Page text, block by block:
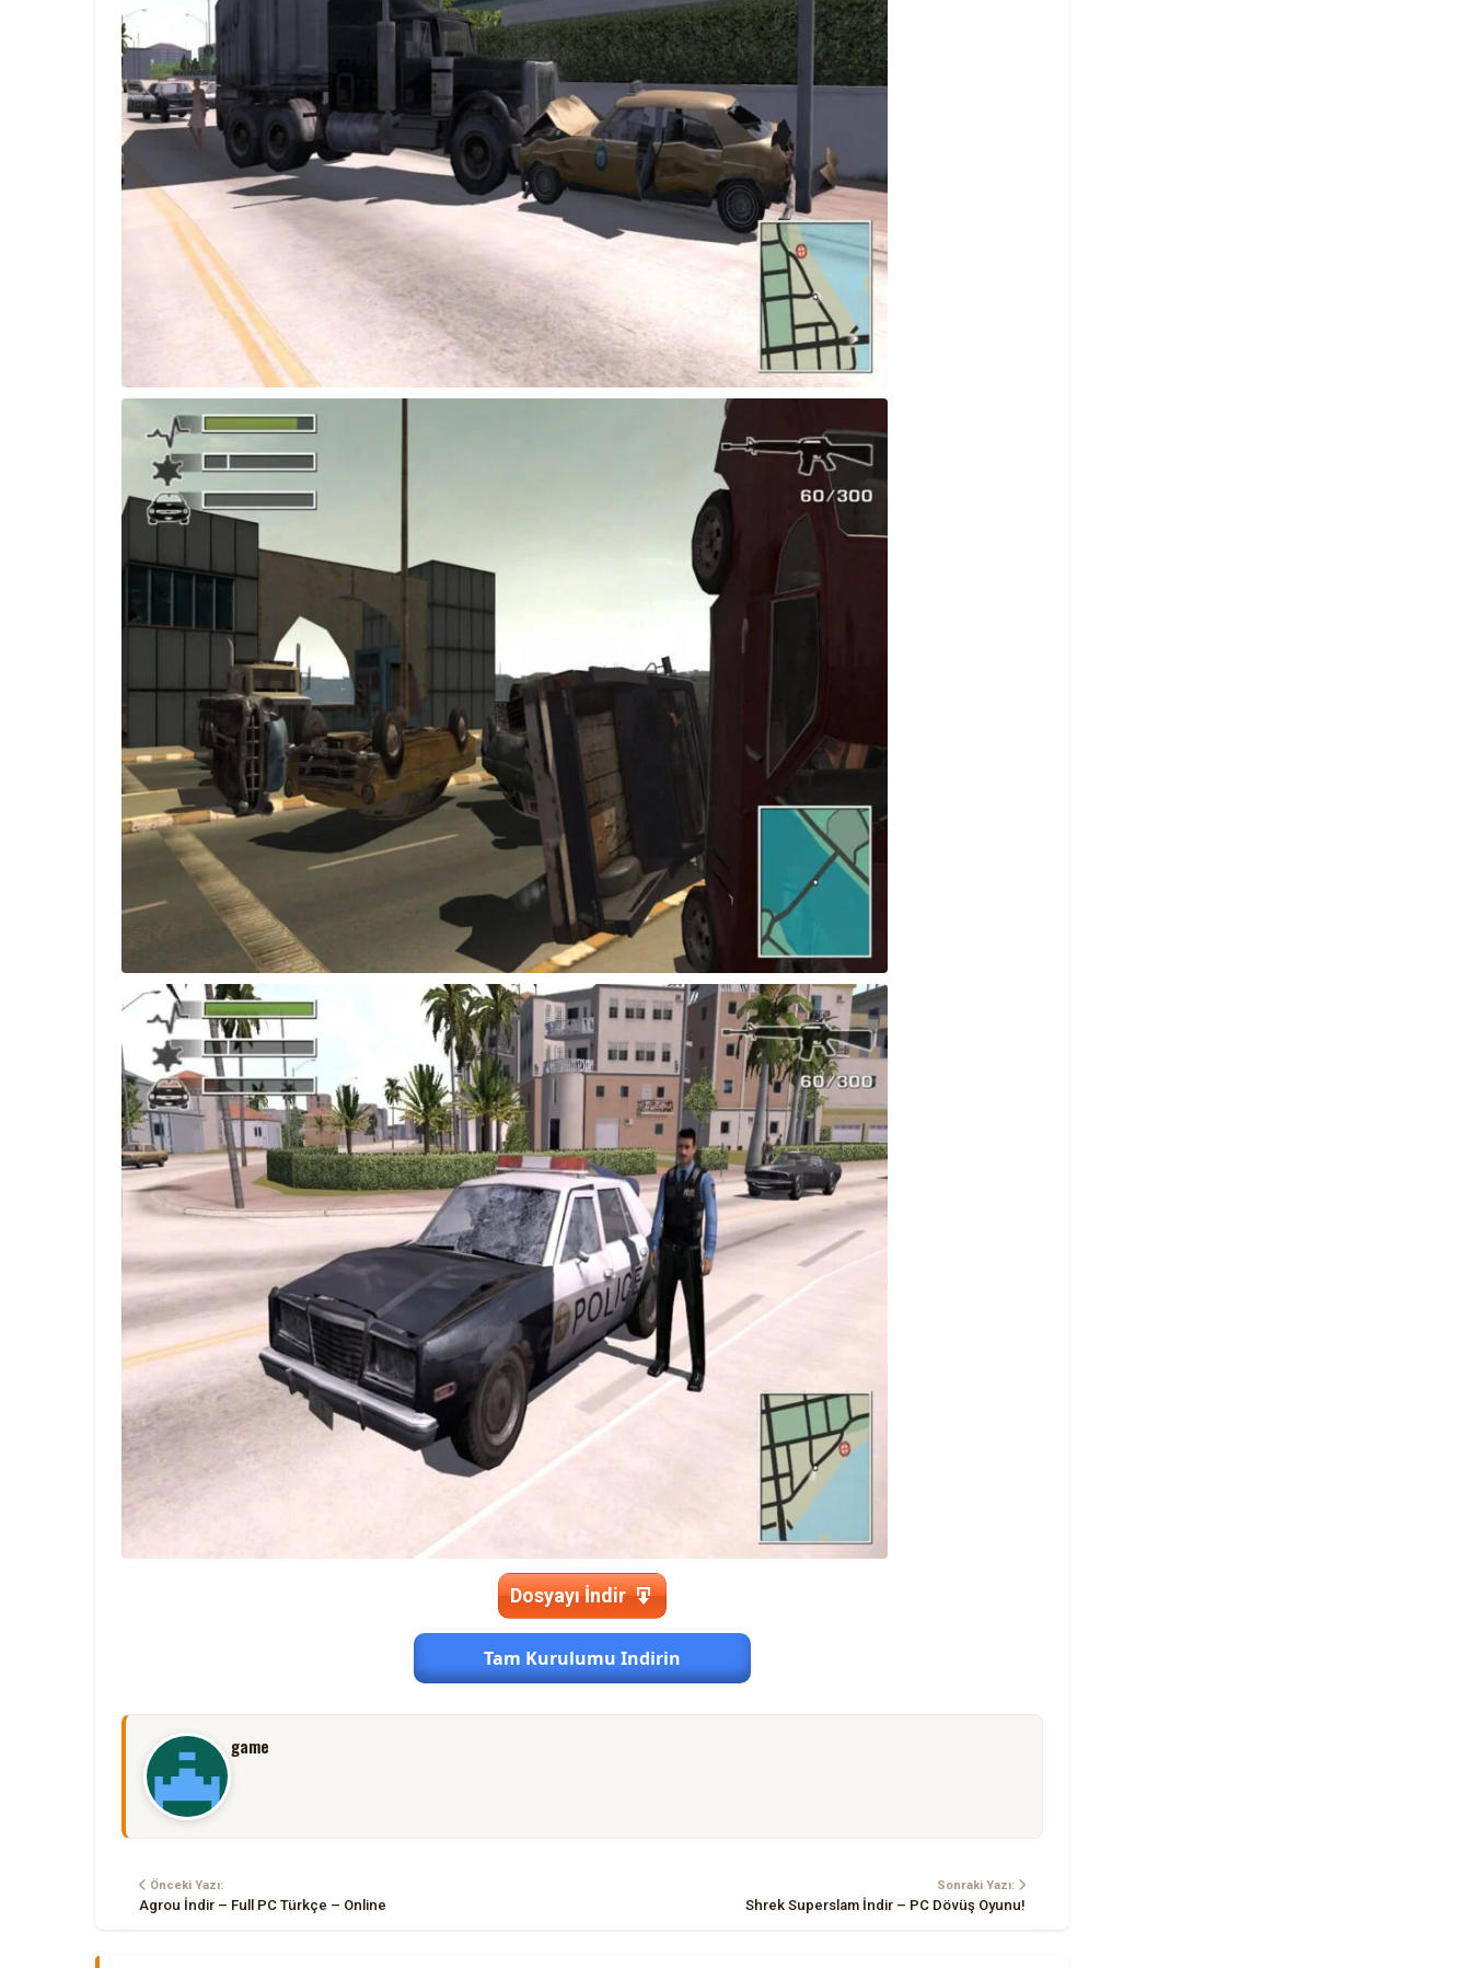
Dosyayı İndir
Tam Kurulumu Indirin
game
Önceki Yazı:
Agrou İndir – Full PC Türkçe – Online
Sonraki Yazı:
Shrek Superslam İndir – PC Dövüş Oyunu!